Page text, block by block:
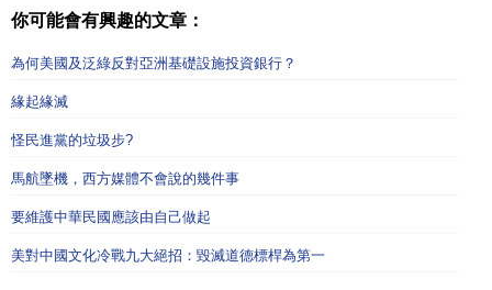
你可能會有興趣的文章：
為何美國及泛綠反對亞洲基礎設施投資銀行？
緣起緣滅
怪民進黨的垃圾步?
馬航墜機，西方媒體不會說的幾件事
要維護中華民國應該由自己做起
美對中國文化冷戰九大絕招：毀滅道德標桿為第一